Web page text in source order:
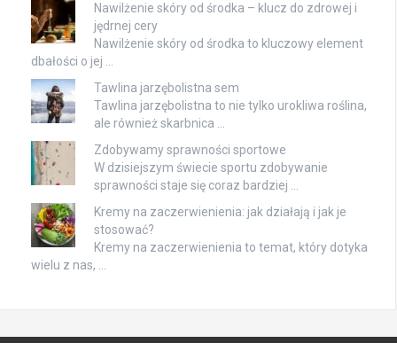
Nawilżenie skóry od środka – klucz do zdrowej i
jędrnej cery
Nawilżenie skóry od środka to kluczowy element
dbałości o jej …
Tawlina jarzębolistna sem
Tawlina jarzębolistna to nie tylko urokliwa roślina,
ale również skarbnica …
Zdobywamy sprawności sportowe
W dzisiejszym świecie sportu zdobywanie
sprawności staje się coraz bardziej …
Kremy na zaczerwienienia: jak działają i jak je
stosować?
Kremy na zaczerwienienia to temat, który dotyka
wielu z nas, …